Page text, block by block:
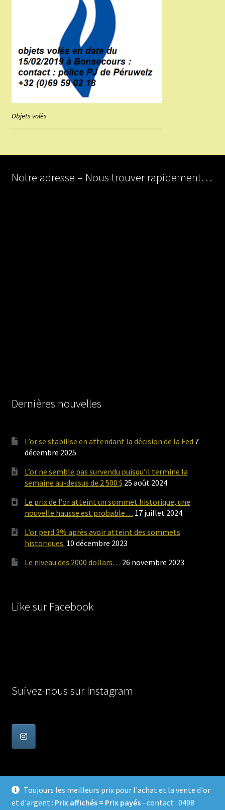
Toujours les meilleurs prix pour l'achat et la vente d'or
et d'argent : Prix affichés = Prix payés- contact : 0498
Objets volés
Notre adresse – Nous trouver rapidement…
Dernières nouvelles
L’or se stabilise en attendant la décision de la Fed 7
décembre 2025
L’or ne semble pas survendu puisqu’il termine la
semaine au-dessus de 2 500 $ 25 août 2024
Le prix de l’or atteint un sommet historique, une
nouvelle hausse est probable… 17 juillet 2024
L’or perd 3% après avoir atteint des sommets
historiques. 10 décembre 2023
Le niveau des 2000 dollars… 26 novembre 2023
Like sur Facebook
Suivez-nous sur Instagram
© Achat Or en Belgique 2026